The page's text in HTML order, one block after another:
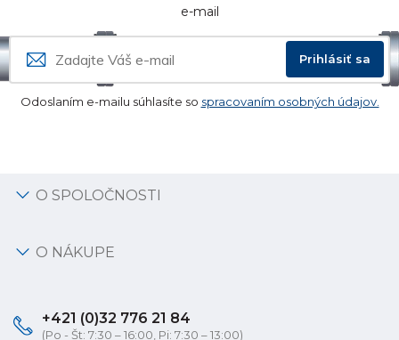
e-mail
Prihlásiť sa
Odoslaním e-mailu súhlasíte so spracovaním osobných údajov.
O SPOLOČNOSTI
O NÁKUPE
+421 (0)32 776 21 84
(Po - Št: 7:30 – 16:00, Pi: 7:30 – 13:00)